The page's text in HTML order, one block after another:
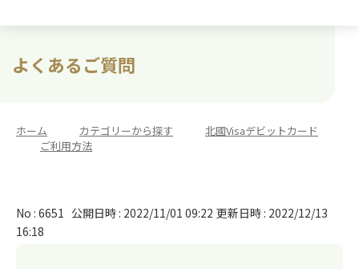
よくあるご質問
ホーム カテゴリーから探す
北國Visaデビットカード
ご利用方法
No : 6651 公開日時 : 2022/11/01 09:22 更新日時 : 2022/12/13
16:18